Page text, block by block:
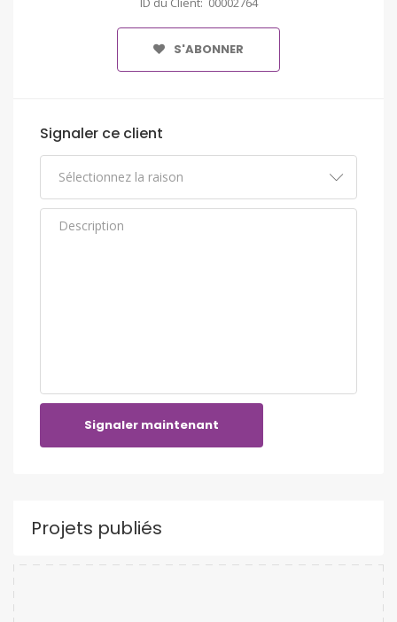
S'ABONNER
Signaler ce client
Signaler maintenant
Projets publiés